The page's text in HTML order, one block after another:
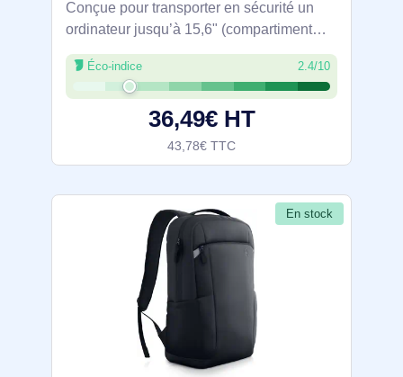
Conçue pour transporter en sécurité un
ordinateur jusqu’à 15,6" (compartiment
360 x 255 x 25 mm), cette sacoche fine
offre un rembourrage mousse 360° et une
résistance à l’eau et aux salissures.
Éco-indice 2.4/10
36,49€ HT
43,78€ TTC
En stock